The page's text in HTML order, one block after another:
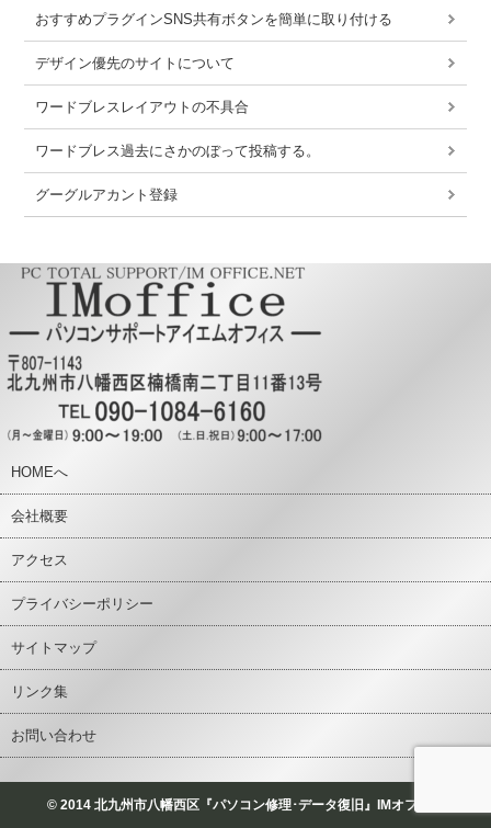
おすすめプラグインSNS共有ボタンを簡単に取り付ける
デザイン優先のサイトについて
ワードブレスレイアウトの不具合
ワードブレス過去にさかのぼって投稿する。
グーグルアカント登録
HOMEへ
会社概要
アクセス
プライバシーポリシー
サイトマップ
リンク集
お問い合わせ
© 2014 北九州市八幡西区『パソコン修理･データ復旧』IMオフィス